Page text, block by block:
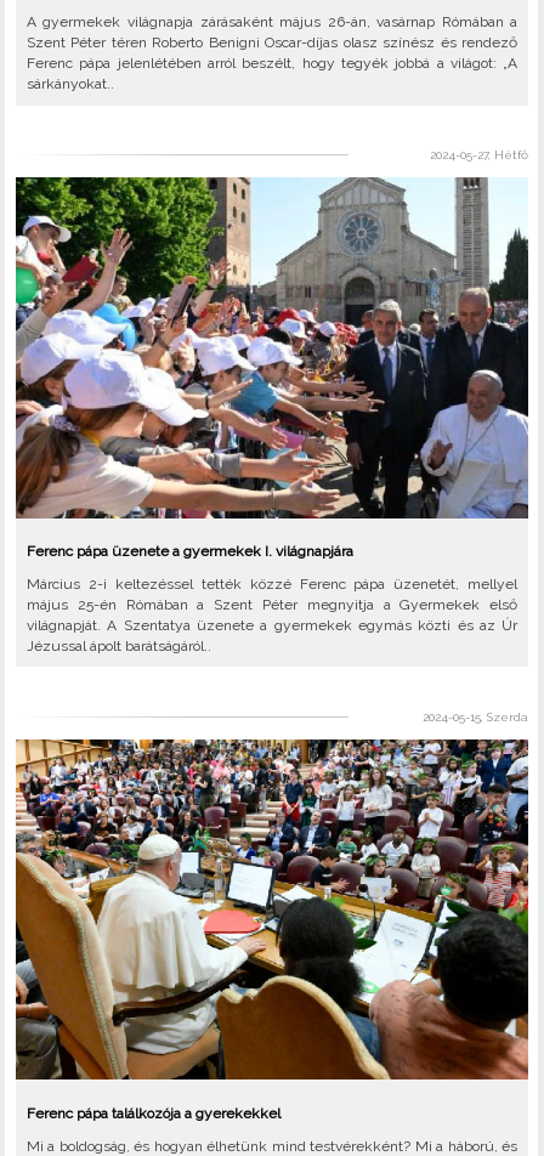
A gyermekek világnapja zárásaként május 26-án, vasárnap Rómában a
Szent Péter téren Roberto Benigni Oscar-díjas olasz színész és rendező
Ferenc pápa jelenlétében arról beszélt, hogy tegyék jobbá a világot: „A
sárkányokat..
2024-05-27, Hétfő
Ferenc pápa üzenete a gyermekek I. világnapjára
Március 2-i keltezéssel tették közzé Ferenc pápa üzenetét, mellyel
május 25-én Rómában a Szent Péter megnyitja a Gyermekek első
világnapját. A Szentatya üzenete a gyermekek egymás közti és az Úr
Jézussal ápolt barátságáról..
2024-05-15, Szerda
Ferenc pápa találkozója a gyerekekkel
Mi a boldogság, és hogyan élhetünk mind testvérekként? Mi a háború, és